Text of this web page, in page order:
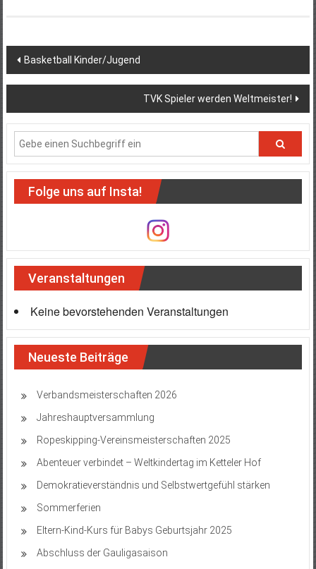
Beitragsnavigation
Basketball Kinder/Jugend
TVK Spieler werden Weltmeister!
Folge uns auf Insta!
Veranstaltungen
Keine bevorstehenden Veranstaltungen
Neueste Beiträge
Verbandsmeisterschaften 2026
Jahreshauptversammlung
Ropeskipping-Vereinsmeisterschaften 2025
Abenteuer verbindet – Weltkindertag im Ketteler Hof
Demokratieverständnis und Selbstwertgefühl stärken
Sommerferien
Eltern-Kind-Kurs für Babys Geburtsjahr 2025
Abschluss der Gauligasaison